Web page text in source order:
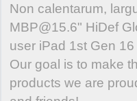
Non calentarum,
MBP@15.6" HiDef
user iPad 1st Gen 16
Our goal is to make
products we are